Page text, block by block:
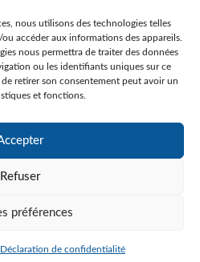
nous utilisons des technologies telles
accéder aux informations des appareils.
nous permettra de traiter des données
ou les identifiants uniques sur ce
retirer son consentement peut avoir un
et fonctions.
Refuser
préférences
Déclaration de confidentialité
Web :Triaxe